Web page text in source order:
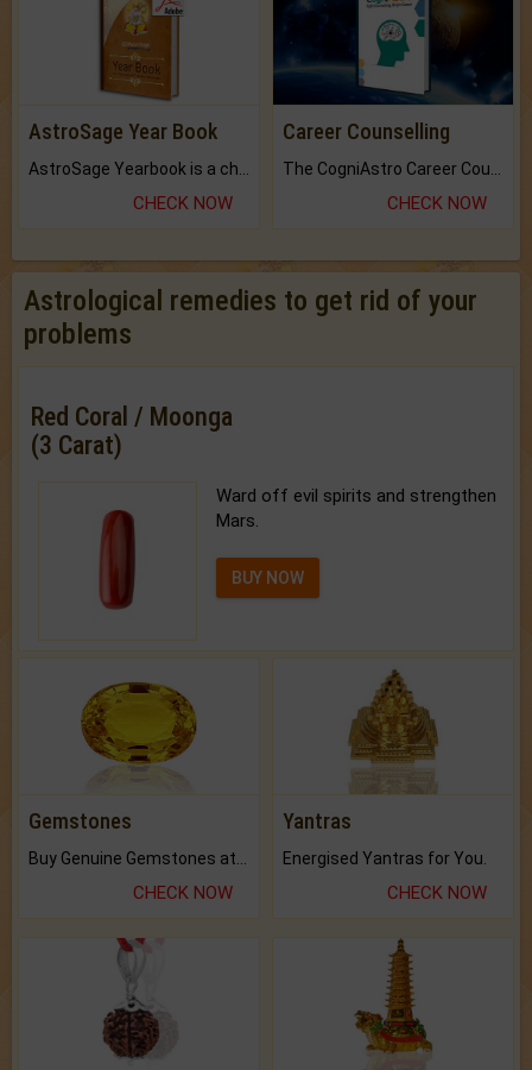
AstroSage Year Book
AstroSage Yearbook is a channel to fulfill your dreams and destiny.
CHECK NOW
Career Counselling
The CogniAstro Career Counselling Report is the most comprehensive report available on this topic.
CHECK NOW
Astrological remedies to get rid of your
problems
Red Coral / Moonga
(3 Carat)
Ward off evil spirits and strengthen
Mars.
BUY NOW
Gemstones
CHECK NOW
Yantras
Energised Yantras for You.
CHECK NOW